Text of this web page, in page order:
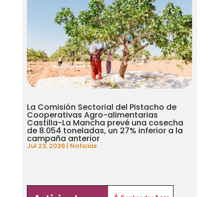
La Comisión Sectorial del Pistacho de
Cooperativas Agro-alimentarias
Castilla-La Mancha prevé una cosecha
de 8.054 toneladas, un 27% inferior a la
campaña anterior
Jul 23, 2026| Noticias